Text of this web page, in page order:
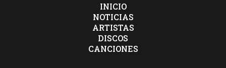
INICIO
NOTICIAS
ARTISTAS
DISCOS
CANCIONES